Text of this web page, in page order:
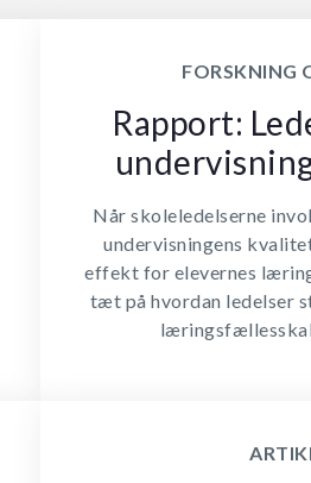
FORSKNING
Rapport:
Når skoleledelserne
undervisningens
effekt for elevernes
tæt på hvordan ledelser